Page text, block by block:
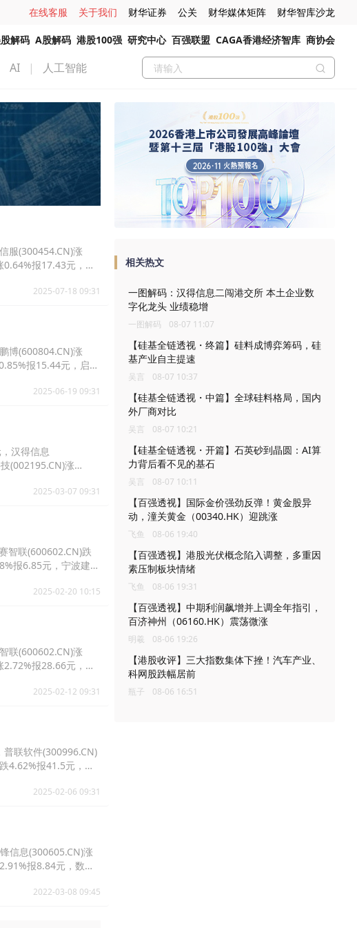
在线客服 关于我们 财华证券 公关 财华媒体矩阵 财华智库沙龙
解码 A股解码 港股100强 研究中心 百强联盟 CAGA香港经济智库 商协会
AI | 人工智能
服(300454.CN)涨
报17.43元，电
2025-07-18 09:31
博(600804.CN)涨
报15.44元，启明
2025-06-19 09:31
汉得信息
(002195.CN)涨
2025-03-07 09:31
智联(600602.CN)跌
报6.85元，宁波建工
2025-02-20 10:15
联(600602.CN)涨
报28.66元，天
2025-02-12 09:31
联软件(300996.CN)
4.62%报41.5元，南
2025-02-06 09:31
信息(300605.CN)涨
报8.84元，数据
2022-03-08 09:45
相关热文
一图解码：汉得信息二闯港交所 本土企业数
字化龙头 业绩稳增
一图解码 08-07 11:07
【硅基全链透视・终篇】硅料成博弈筹码，硅
基产业自主提速
吴言 08-07 10:37
【硅基全链透视・中篇】全球硅料格局，国内
外厂商对比
吴言 08-07 10:21
【硅基全链透视・开篇】石英砂到晶圆：AI算
力背后看不见的基石
吴言 08-07 10:11
【百强透视】国际金价强劲反弹！黄金股异
动，潼关黄金（00340.HK）迎跳涨
飞鱼 08-06 19:40
【百强透视】港股光伏概念陷入调整，多重因
素压制板块情绪
飞鱼 08-06 19:31
【百强透视】中期利润飙增并上调全年指引，
百济神州（06160.HK）震荡微涨
明羲 08-06 19:26
【港股收评】三大指数集体下挫！汽车产业、
科网股跌幅居前
瓶子 08-06 16:51